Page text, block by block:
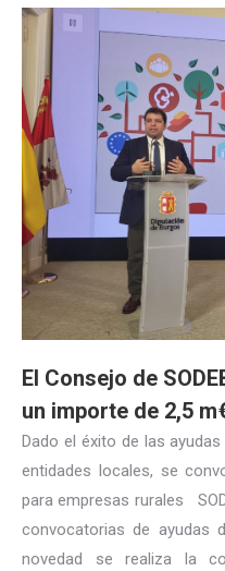
El Consejo de
un importe de 2,5
Dado el éxito de las
entidades locales, se
para empresas rurales
convocatorias de ayudas
novedad se realiza la